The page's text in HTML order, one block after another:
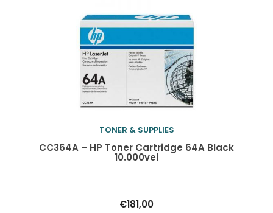
Toevoegen aan
TONER & SUPPLIES
CC364A – HP Toner Cartridge 64A Black
10.000vel
€181,00